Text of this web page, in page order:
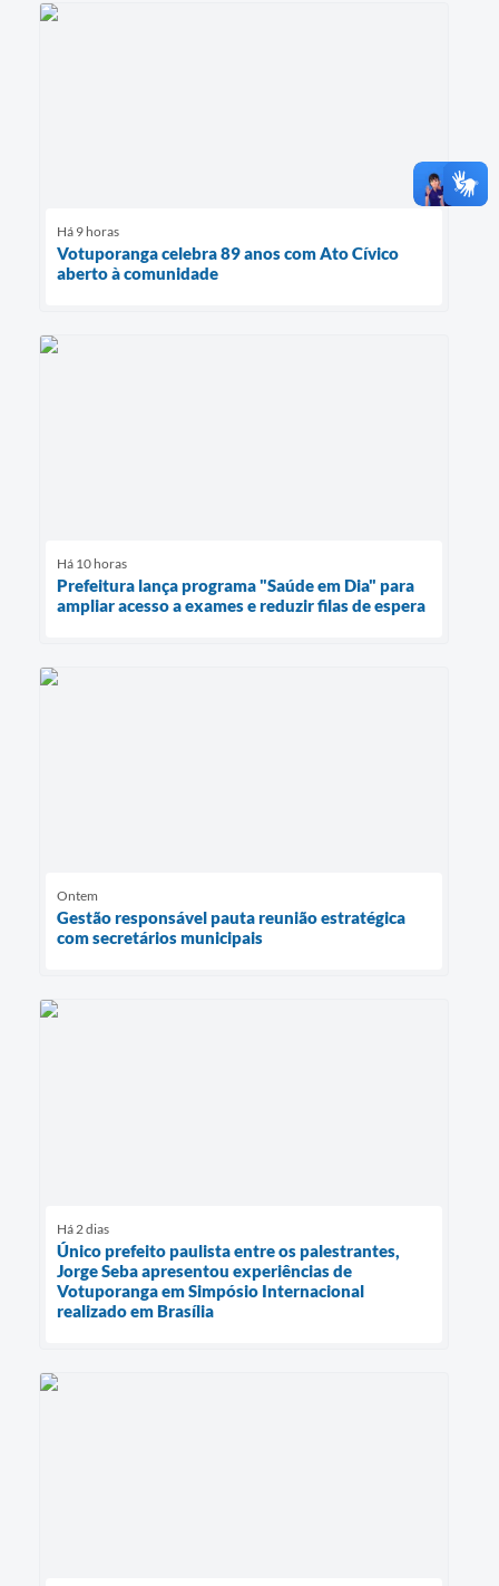
Há 9 horas
Votuporanga celebra 89 anos com Ato Cívico
aberto à comunidade
Há 10 horas
Prefeitura lança programa "Saúde em Dia" para
ampliar acesso a exames e reduzir filas de espera
Ontem
Gestão responsável pauta reunião estratégica
com secretários municipais
Há 2 dias
Único prefeito paulista entre os palestrantes,
Jorge Seba apresentou experiências de
Votuporanga em Simpósio Internacional
realizado em Brasília